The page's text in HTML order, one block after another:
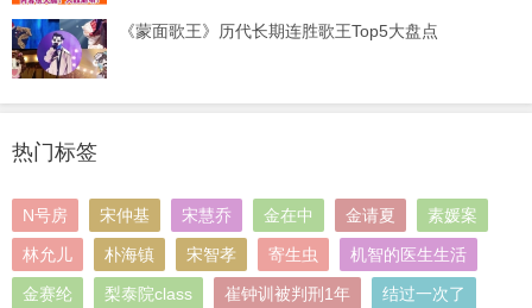
《蒙面歌王》历代长期连胜歌王Top5大盘点
热门标签
N号房 宋仲基 宋慧乔 金在中 金请夏 素媛案
林允儿 朴海镇 宋智孝 寄生虫 机智的医生生活
金赛纶 梨泰院class 崔钟训被判刑1年 结过一次了